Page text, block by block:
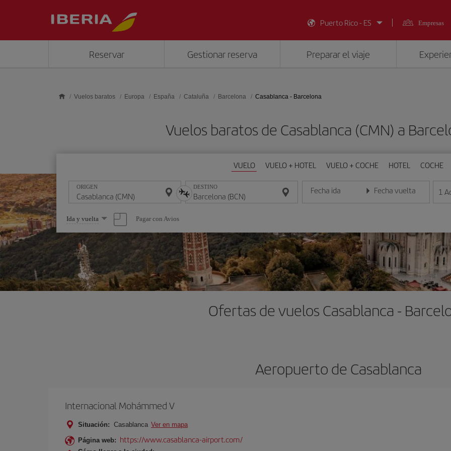
Puerto Rico - ES
Empresas
Reservar Gestionar reserva Preparar el viaje
Vuelos baratos Europa España Cataluña Barcelona Casablanca - Barcelona
Vuelos baratos de Casablanca (CMN) a
VUELO VUELO + HOTEL VUELO + COCHE HOTEL COCHE
ORIGEN DESTINO Fecha ida
Introduce la fecha en formato día/mes/año
Fecha vuelta
Introduce la fecha en 1
Seleccione
una
opción
Ida y vuelta Pagar con Avios
Ofertas de vuelos Casablanca -
Aeropuerto de Casablanca
Internacional Mohámmed V
Situación: Casablanca Ver en mapa
Página web: https://www.casablanca-airport.com/